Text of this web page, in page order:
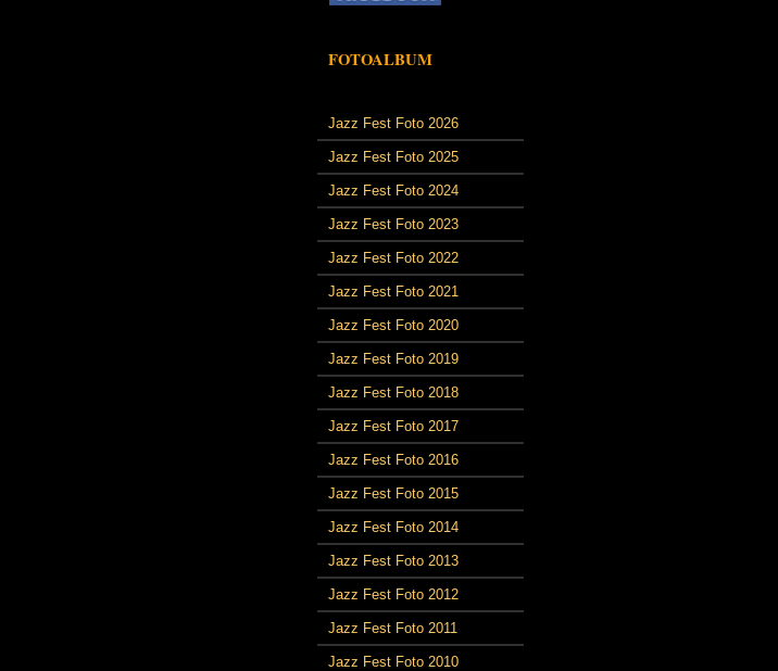
FOTOALBUM
Jazz Fest Foto 2026
Jazz Fest Foto 2025
Jazz Fest Foto 2024
Jazz Fest Foto 2023
Jazz Fest Foto 2022
Jazz Fest Foto 2021
Jazz Fest Foto 2020
Jazz Fest Foto 2019
Jazz Fest Foto 2018
Jazz Fest Foto 2017
Jazz Fest Foto 2016
Jazz Fest Foto 2015
Jazz Fest Foto 2014
Jazz Fest Foto 2013
Jazz Fest Foto 2012
Jazz Fest Foto 2011
Jazz Fest Foto 2010